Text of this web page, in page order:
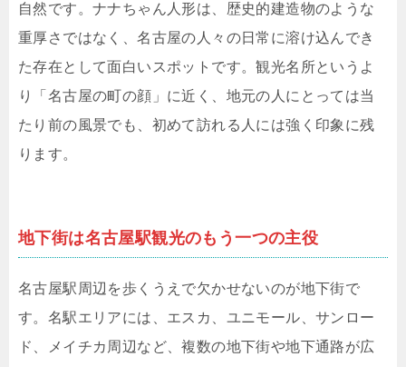
自然です。ナナちゃん人形は、歴史的建造物のような
重厚さではなく、名古屋の人々の日常に溶け込んでき
た存在として面白いスポットです。観光名所というよ
り「名古屋の町の顔」に近く、地元の人にとっては当
たり前の風景でも、初めて訪れる人には強く印象に残
ります。
地下街は名古屋駅観光のもう一つの主役
名古屋駅周辺を歩くうえで欠かせないのが地下街で
す。名駅エリアには、エスカ、ユニモール、サンロー
ド、メイチカ周辺など、複数の地下街や地下通路が広